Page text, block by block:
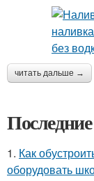
читать дальше →
1. Как
оборудовать